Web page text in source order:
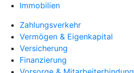
Immobilien
Zahlungsverkehr
Vermögen & Eigenkapital
Versicherung
Finanzierung